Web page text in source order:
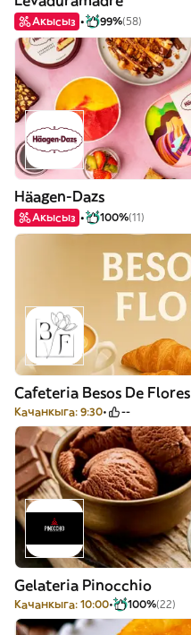
Акысыз 99%(58)
Häagen-Dazs
Акысыз 100%(11)
Cafeteria Besos De Flores
Качанкыга: 9:30 --
Gelateria Pinocchio
Качанкыга: 10:00 100%(22)